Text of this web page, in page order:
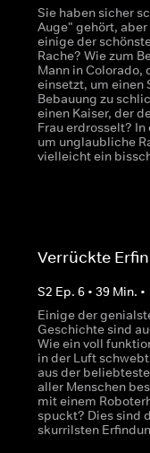
Sie haben sicher
Auge" gehört,
einige der
Rache? Wie zum
Mann in Colorado,
einsetzt, um einen
Bebauung zu
einen Kaiser, der
Frau erdrosselt?
um unglaubliche
vielleicht ein
Verrückte
S2 Ep.6 •39 Min. •
Einige der
Geschichte sind
Wie ein voll
in der Luft
aus der
aller Menschen
mit einem
spuckt? Dies sind
skurrilsten